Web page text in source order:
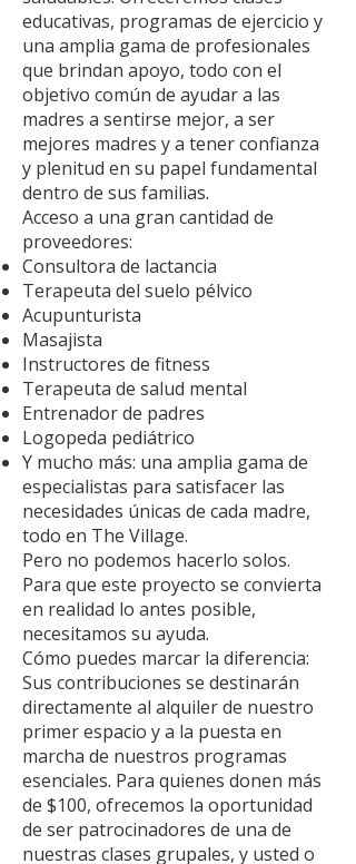
educativas, programas de ejercicio y
una amplia gama de profesionales
que brindan apoyo, todo con el
objetivo común de ayudar a las
madres a sentirse mejor, a ser
mejores madres y a tener confianza
y plenitud en su papel fundamental
dentro de sus familias.
Acceso a una gran cantidad de
proveedores:
Consultora de lactancia
Terapeuta del suelo pélvico
Acupunturista
Masajista
Instructores de fitness
Terapeuta de salud mental
Entrenador de padres
Logopeda pediátrico
Y mucho más: una amplia gama de
especialistas para satisfacer las
necesidades únicas de cada madre,
todo en The Village.
Pero no podemos hacerlo solos.
Para que este proyecto se convierta
en realidad lo antes posible,
necesitamos su ayuda.
Cómo puedes marcar la diferencia:
Sus contribuciones se destinarán
directamente al alquiler de nuestro
primer espacio y a la puesta en
marcha de nuestros programas
esenciales. Para quienes donen más
de $100, ofrecemos la oportunidad
de ser patrocinadores de una de
nuestras clases grupales, y usted o